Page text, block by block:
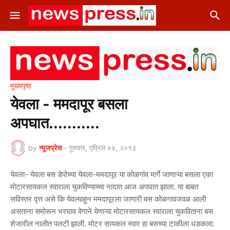
मुख्यपृष्ठ
येवला - ममदापूर बसला
अपघात...........
by न्यूजप्रेस - गुरुवार, एप्रिल ०४, २०१३
येवला- येवला बस डेपोच्या येवला-ममदापूर या कोळगांव मार्गे जाणाऱ्या बसला एका
मोटारसायकल स्वाराला चुकविण्याच्या नादात आज अपघात झाला. या बाबत
सविस्तर वृत्त असे कि येवल्याहून ममदापूरला जाणारी बस कोळगावजवळ आली
असताना समोरून भरघाव वेगाने येणाऱ्या मोटारसायकल स्वाराला चुकविताना बस
शेजारील नालीत पलटी झाली. मोटर सायकल स्वार हा बसच्या टाकीला धडकला.